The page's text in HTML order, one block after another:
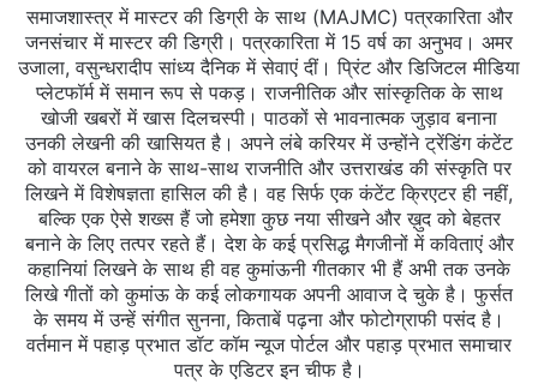
समाजशास्त्र में मास्टर की डिग्री के साथ (MAJMC) पत्रकारिता और
जनसंचार में मास्टर की डिग्री। पत्रकारिता में 15 वर्ष का अनुभव। अमर
उजाला, वसुन्धरादीप सांध्य दैनिक में सेवाएं दीं। प्रिंट और डिजिटल मीडिया
प्लेटफॉर्म में समान रूप से पकड़। राजनीतिक और सांस्कृतिक के साथ
खोजी खबरों में खास दिलचस्‍पी। पाठकों से भावनात्मक जुड़ाव बनाना
उनकी लेखनी की खासियत है। अपने लंबे करियर में उन्होंने ट्रेंडिंग कंटेंट
को वायरल बनाने के साथ-साथ राजनीति और उत्तराखंड की संस्कृति पर
लिखने में विशेषज्ञता हासिल की है। वह सिर्फ एक कंटेंट क्रिएटर ही नहीं,
बल्कि एक ऐसे शख्स हैं जो हमेशा कुछ नया सीखने और ख़ुद को बेहतर
बनाने के लिए तत्पर रहते हैं। देश के कई प्रसिद्ध मैगजीनों में कविताएं और
कहानियां लिखने के साथ ही वह कुमांऊनी गीतकार भी हैं अभी तक उनके
लिखे गीतों को कुमांऊ के कई लोकगायक अपनी आवाज दे चुके है। फुर्सत
के समय में उन्हें संगीत सुनना, किताबें पढ़ना और फोटोग्राफी पसंद है।
वर्तमान में पहाड़ प्रभात डॉट कॉम न्यूज पोर्टल और पहाड़ प्रभात समाचार
पत्र के एडिटर इन चीफ है।